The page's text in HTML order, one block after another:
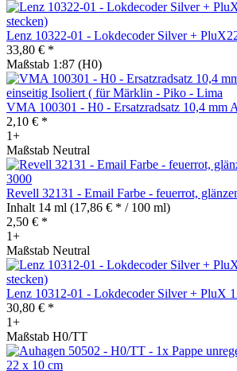
Lenz 10322-01 - Lokdecoder Silver +
33,80 € *
Maßstab 1:87 (H0)
VMA 100301 - H0 - Ersatzradsatz 10,4 mm
2,10 € *
1+
Maßstab Neutral
Revell 32131 - Email Farbe - feuerrot,
Inhalt 14 ml (17,86 € * / 100 ml)
2,50 € *
1+
Maßstab Neutral
Lenz 10312-01 - Lokdecoder Silver + PluX
30,80 € *
1+
Maßstab H0/TT